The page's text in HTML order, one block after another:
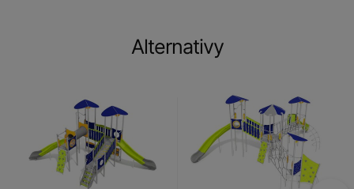
Alternativy